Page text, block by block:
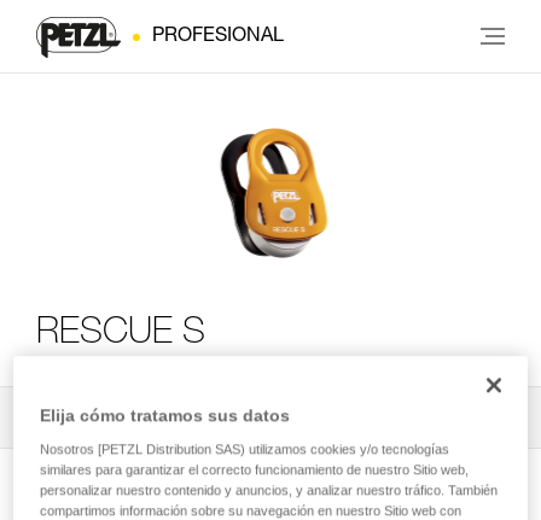
PROFESIONAL
RESCUE S
Todos los contenidos técnicos
Elija cómo tratamos sus datos
Nosotros [PETZL Distribution SAS) utilizamos cookies y/o tecnologías
similares para garantizar el correcto funcionamiento de nuestro Sitio web,
personalizar nuestro contenido y anuncios, y analizar nuestro tráfico. También
compartimos información sobre su navegación en nuestro Sitio web con